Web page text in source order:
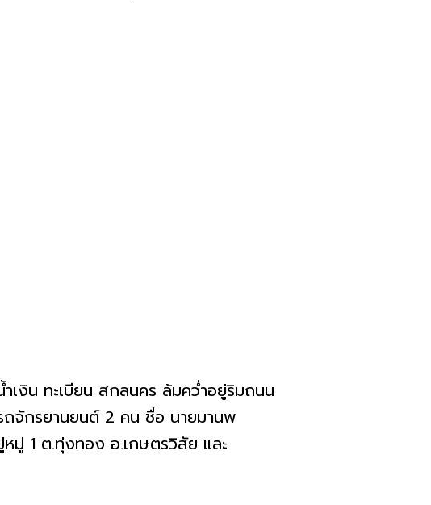
งิน ทะเบียน สกลนคร ล้มคว่ำอยู่ริมถนน
จักรยานยนต์ 2 คน ชื่อ นายมานพ
มู่ 1 ต.ทุ่งทอง อ.เกษตรวิสัย และ